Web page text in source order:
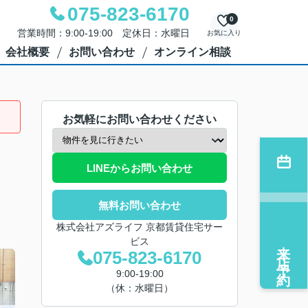
075-823-6170
営業時間：9:00-19:00 定休日：水曜日 お気に入り
0
会社概要 お問い合わせ オンライン相談
お気軽にお問い合わせください
LINEからお問い合わせ
無料お問い合わせ
株式会社アズライフ 京都賃貸住宅サー
ビス
075-823-6170
9:00-19:00
（休：水曜日）
来店予約